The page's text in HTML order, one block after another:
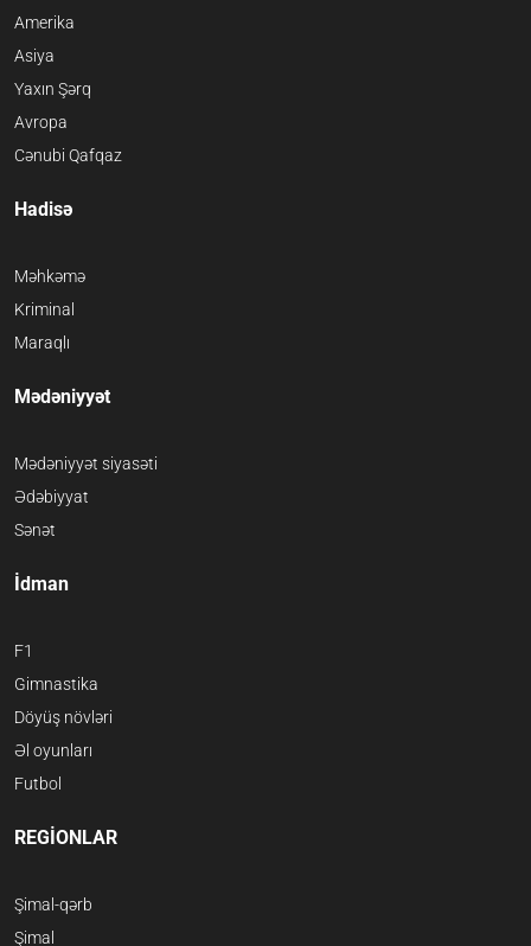
Amerika
Asiya
Yaxın Şərq
Avropa
Cənubi Qafqaz
Hadisə
Məhkəmə
Kriminal
Maraqlı
Mədəniyyət
Mədəniyyət siyasəti
Ədəbiyyat
Sənət
İdman
F1
Gimnastika
Döyüş növləri
Əl oyunları
Futbol
REGİONLAR
Şimal-qərb
Şimal